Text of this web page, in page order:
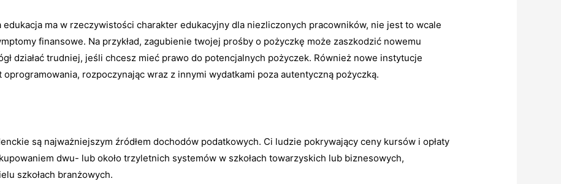
ma w rzeczywistości charakter edukacyjny dla niezliczonych pracowników, nie jest to wcale
finansowe. Na przykład, zagubienie twojej prośby o pożyczkę może zaszkodzić nowemu
działać trudniej, jeśli chcesz mieć prawo do potencjalnych pożyczek. Również nowe instytucje
oprogramowania, rozpoczynając wraz z innymi wydatkami poza autentyczną pożyczką.
są najważniejszym źródłem dochodów podatkowych. Ci ludzie pokrywający ceny kursów i opłaty
dwu- lub około trzyletnich systemów w szkołach towarzyskich lub biznesowych,
szkołach branżowych.